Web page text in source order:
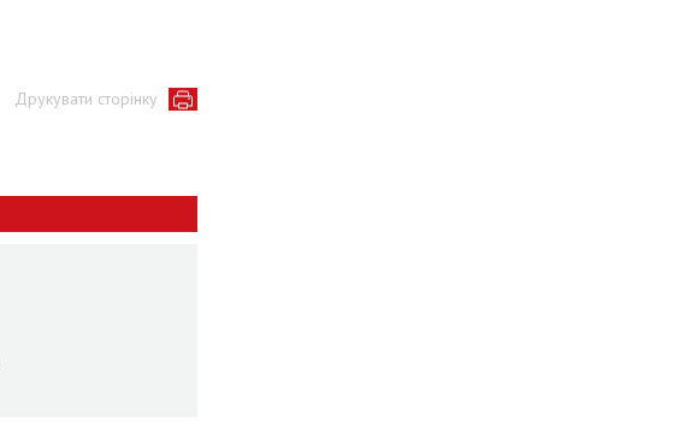
Друкувати сторінку